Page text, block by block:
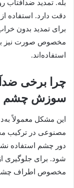
بله. تمدید
دقت دارد. استفاده
برای تمدید بدون
مخصوص صورت نیز
استفاده‌اند.
چرا برخی
سوزش چشم
این مشکل معمولاً
مصنوعی در ترکیب
دور چشم استفاده
شود. برای جلوگیری
مخصوص اطراف چشم